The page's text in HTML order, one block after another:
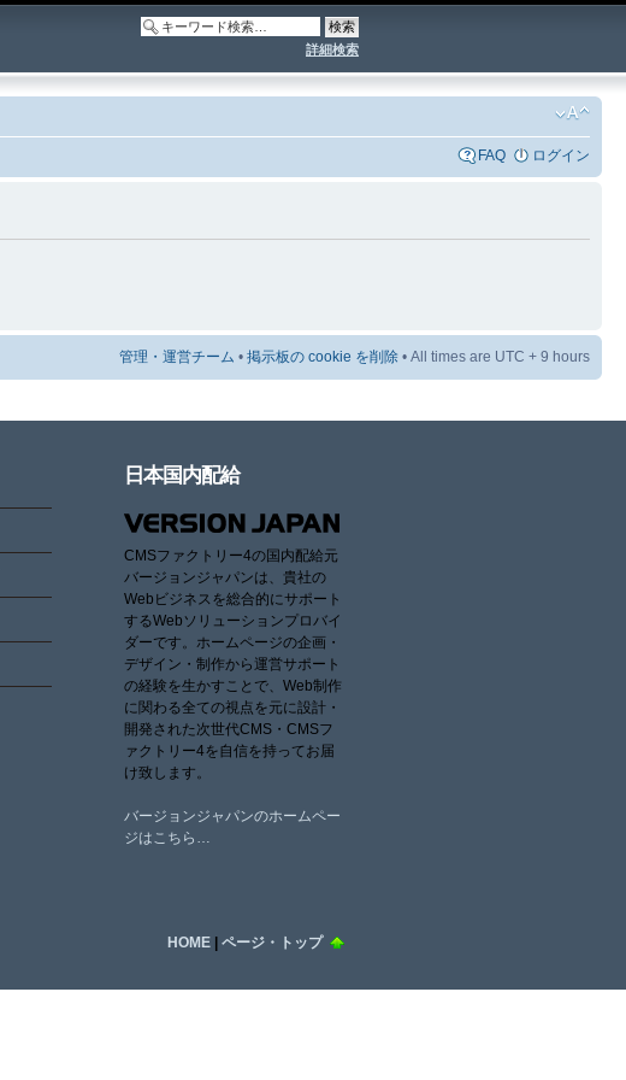
詳細検索
FAQ ログイン
管理・運営チーム • 掲示板の cookie を削除 • All times are UTC + 9 hours
日本国内配給
CMSファクトリー4の国内配給元
バージョンジャパンは、貴社の
Webビジネスを総合的にサポート
するWebソリューションプロバイ
ダーです。ホームページの企画・
デザイン・制作から運営サポート
の経験を生かすことで、Web制作
に関わる全ての視点を元に設計・
開発された次世代CMS・CMSフ
ァクトリー4を自信を持ってお届
け致します。
バージョンジャパンのホームペー
ジはこちら…
HOME | ページ・トップ